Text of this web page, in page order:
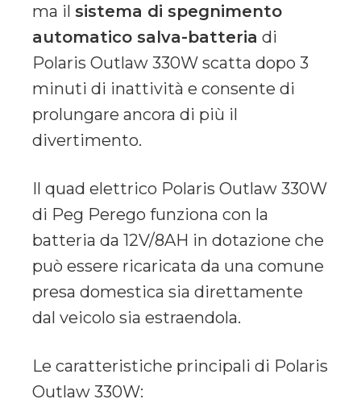
ma il sistema di spegnimento
automatico salva-batteria di
Polaris Outlaw 330W scatta dopo 3
minuti di inattività e consente di
prolungare ancora di più il
divertimento.
Il quad elettrico Polaris Outlaw 330W
di Peg Perego funziona con la
batteria da 12V/8AH in dotazione che
può essere ricaricata da una comune
presa domestica sia direttamente
dal veicolo sia estraendola.
Le caratteristiche principali di Polaris
Outlaw 330W: